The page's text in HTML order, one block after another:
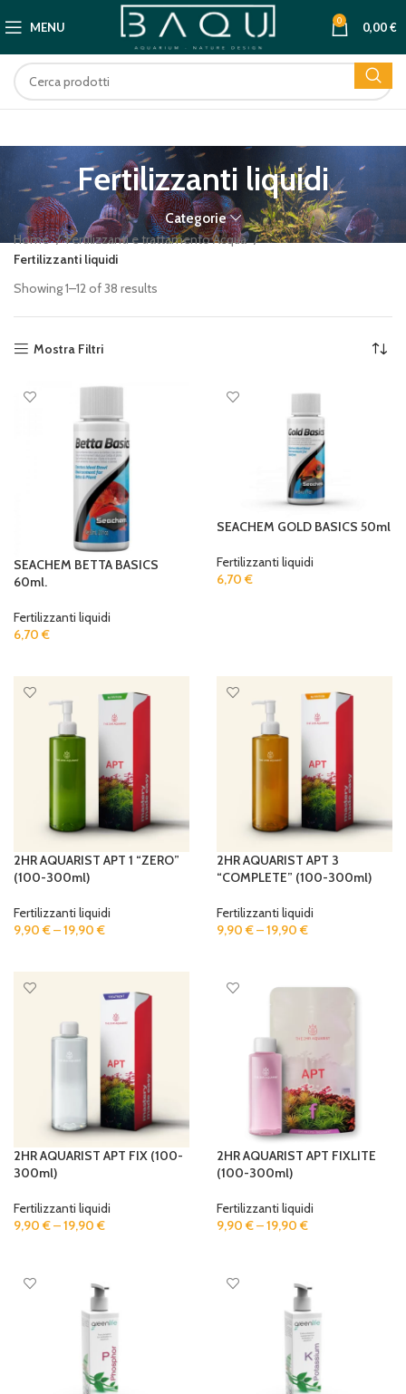
MENU 0 0,00€
Fertilizzanti liquidi
Categorie
Home
Fertilizzanti e trattamento Acqua
Fertilizzanti liquidi
Showing 1–12 of 38 results
Mostra Filtri
SEACHEM BETTA BASICS
60ml.
Fertilizzanti liquidi
6,70 €
SEACHEM GOLD BASICS 50ml
Fertilizzanti liquidi
6,70 €
2HR AQUARIST APT 1 “ZERO”
(100-300ml)
Fertilizzanti liquidi
9,90 €–19,90 €
2HR AQUARIST APT 3
“COMPLETE” (100-300ml)
Fertilizzanti liquidi
9,90 €–19,90 €
2HR AQUARIST APT FIX (100-
300ml)
Fertilizzanti liquidi
9,90 €–19,90 €
2HR AQUARIST APT FIXLITE
(100-300ml)
Fertilizzanti liquidi
9,90 €–19,90 €